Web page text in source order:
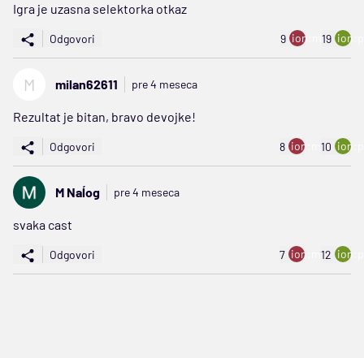
Igra je uzasna selektorka otkaz
Odgovori 9 ion:minus
19
M milan62611 pre 4 meseca
Rezultat je bitan, bravo devojke!
Odgovori 8 ion:minus
10
M Naĺog pre 4 meseca
svaka cast
Odgovori 7 ion:minus
12